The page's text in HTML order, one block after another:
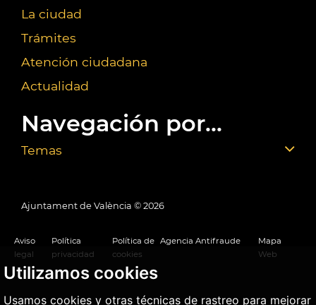
Utilizamos cookies
Usamos cookies y otras técnicas de rastreo para mejorar
La ciudad
Trámites
Atención ciudadana
Actualidad
Navegación por...
Temas
Ajuntament de València © 2026
Aviso
legal
Política
privacidad
Política de
cookies
Agencia Antifraude
Mapa
Web